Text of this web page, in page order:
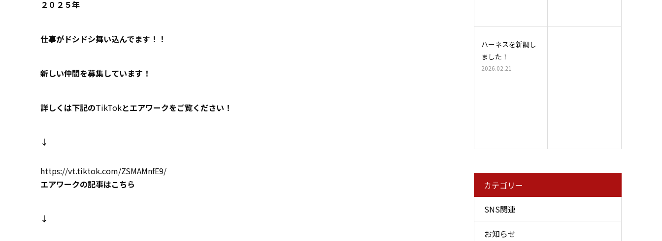
２０２５年
仕事がドシドシ舞い込んでます！！
新しい仲間を募集しています！
詳しくは下記のTikTokとエアワークをご覧ください！
↓
https://vt.tiktok.com/ZSMAMnfE9/
エアワークの記事はこちら
↓
ハーネスを新調し
ました！
2026.02.21
カテゴリー
SNS関連
お知らせ